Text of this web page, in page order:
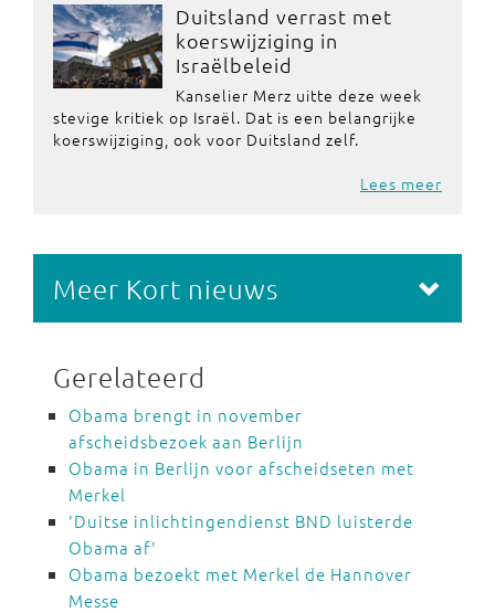
Duitsland verrast met
koerswijziging in
Israëlbeleid
Kanselier Merz uitte deze week
stevige kritiek op Israël. Dat is een belangrijke
koerswijziging, ook voor Duitsland zelf.
Lees meer
Meer Kort nieuws
Gerelateerd
Obama brengt in november
afscheidsbezoek aan Berlijn
Obama in Berlijn voor afscheidseten met
Merkel
'Duitse inlichtingendienst BND luisterde
Obama af'
Obama bezoekt met Merkel de Hannover
Messe